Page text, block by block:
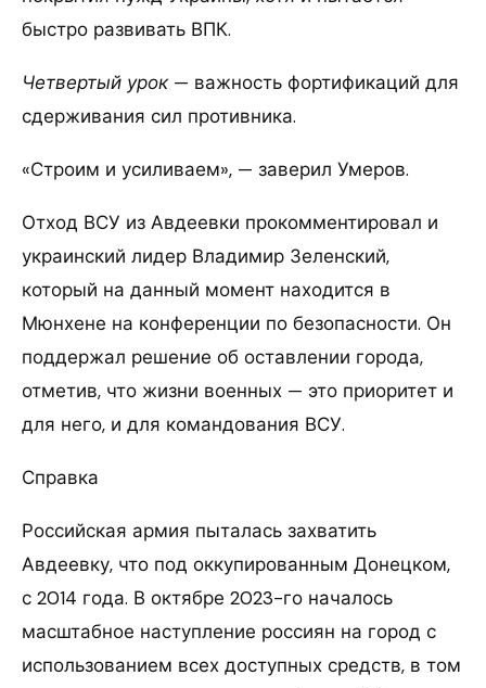
быстро развивать ВПК.
Четвертый урок — важность фортификаций для
сдерживания сил противника.
«Строим и усиливаем», — заверил Умеров.
Отход ВСУ из Авдеевки прокомментировал и
украинский лидер Владимир Зеленский,
который на данный момент находится в
Мюнхене на конференции по безопасности. Он
поддержал решение об оставлении города,
отметив, что жизни военных — это приоритет и
для него, и для командования ВСУ.
Справка
Российская армия пыталась захватить
Авдеевку, что под оккупированным Донецком,
с 2014 года. В октябре 2023-го началось
масштабное наступление россиян на город с
использованием всех доступных средств, в том